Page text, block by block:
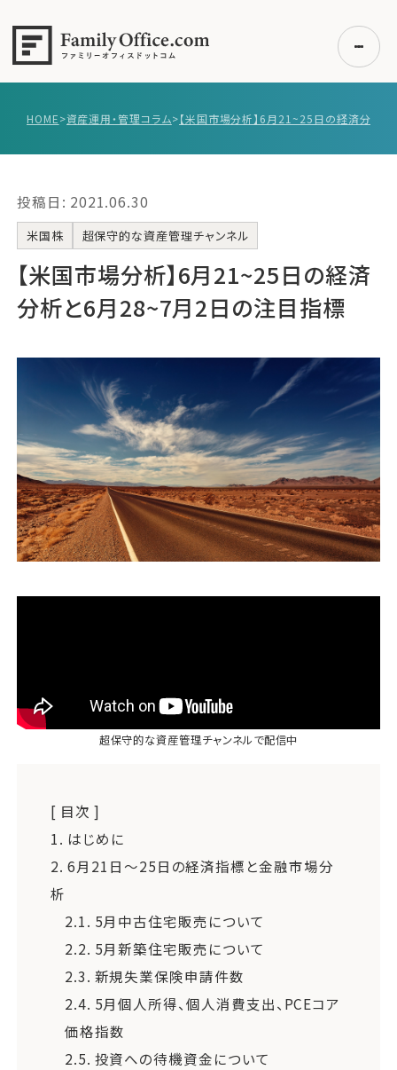
事例紹介
エキスパート一覧
無料講座
コラム
無料ご相談
運営会社
ファミリーオフィスとは
関連書籍
メールマガジン登録
よくある質問
HOME>資産運用・管理コラム>
投稿日: 2021.06.30
米国株 超保守的な資産管理チャンネル
【米国市場分析】6月21~25日の経済
分析と6月28~7月2日の注目指標
超保守的な資産管理チャンネルで配信中
[ 目次 ]
1. はじめに
2. 6月21日～25日の経済指標と金融市場分
析
2.1. 5月中古住宅販売について
2.2. 5月新築住宅販売について
2.3. 新規失業保険申請件数
2.4. 5月個人所得、個人消費支出、PCEコア
価格指数
2.5. 投資への待機資金について